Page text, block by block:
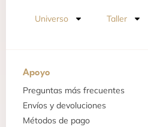
Universo Taller
Apoyo
Preguntas más frecuentes
Envíos y devoluciones
Métodos de pago